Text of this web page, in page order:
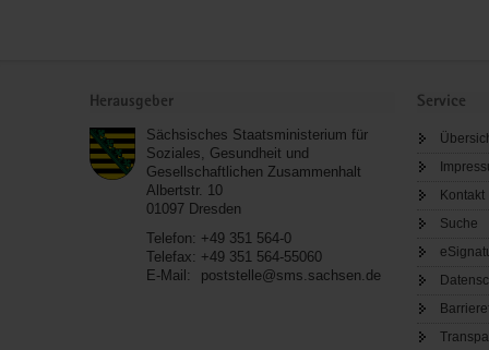
Herausgeber
Sächsisches Staatsministerium für
Soziales, Gesundheit und
Gesellschaftlichen Zusammenhalt
Albertstr. 10
01097 Dresden
Telefon: +49 351 564-0
Telefax: +49 351 564-55060
E-Mail:
poststelle@sms.sachsen.de
Service
Kontakt
Suche